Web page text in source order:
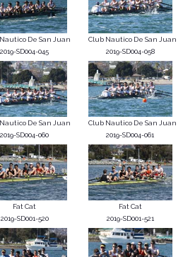
De San Juan
2019-SD004-045
Club Nautico De San Juan
2019-SD004-058
De San Juan
2019-SD004-060
Club Nautico De San Juan
2019-SD004-061
Fat Cat
2019-SD001-520
Fat Cat
2019-SD001-521